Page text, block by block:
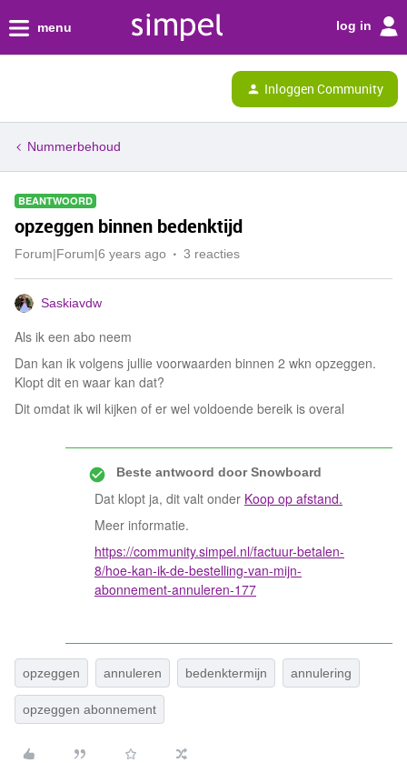
menu log in
Inloggen Community
Nummerbehoud
BEANTWOORD
opzeggen binnen bedenktijd
Forum|Forum|6 years ago 3 reacties
Saskiavdw
Als ik een abo neem
Dan kan ik volgens jullie voorwaarden binnen 2 wkn opzeggen.
Klopt dit en waar kan dat?
Dit omdat ik wil kijken of er wel voldoende bereik is overal
Beste antwoord doorSnowboard
Dat klopt ja, dit valt onder Koop op afstand.
Meer informatie.
https://community.simpel.nl/factuur-betalen-
8/hoe-kan-ik-de-bestelling-van-mijn-
abonnement-annuleren-177
opzeggen annuleren bedenktermijn annulering
opzeggen abonnement